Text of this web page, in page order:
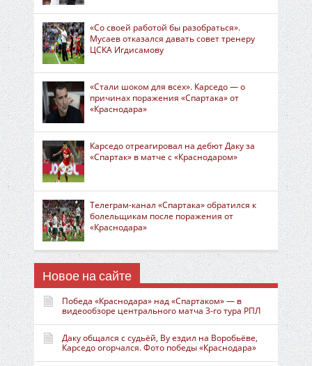
«Со своей работой бы разобраться».
Мусаев отказался давать совет тренеру
ЦСКА Игдисамову
«Стали шоком для всех». Карседо — о
причинах поражения «Спартака» от
«Краснодара»
Карседо отреагировал на дебют Даку за
«Спартак» в матче с «Краснодаром»
Телеграм-канал «Спартака» обратился к
болельщикам после поражения от
«Краснодара»
Новое на сайте
Победа «Краснодара» над «Спартаком» — в
видеообзоре центрального матча 3-го тура РПЛ
Даку общался с судьёй, Ву ездил на Воробьёве,
Карседо огорчался. Фото победы «Краснодара»